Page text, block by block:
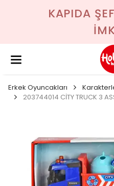
KAPIDA
Erkek Oyuncakları
203744014 CİTY TRUCK 3